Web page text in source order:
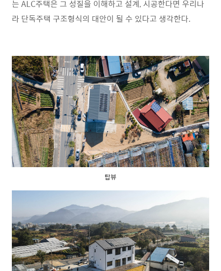
는 ALC주택은 그 성질을 이해하고 설계, 시공한다면 우리나
라 단독주택 구조형식의 대안이 될 수 있다고 생각한다.
탑뷰